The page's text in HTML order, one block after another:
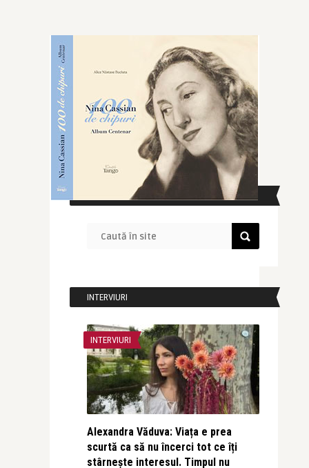
CAUTĂ ÎN SITE
INTERVIURI
INTERVIURI
Alexandra Văduva: Viața e prea
scurtă ca să nu încerci tot ce îți
stârnește interesul. Timpul nu